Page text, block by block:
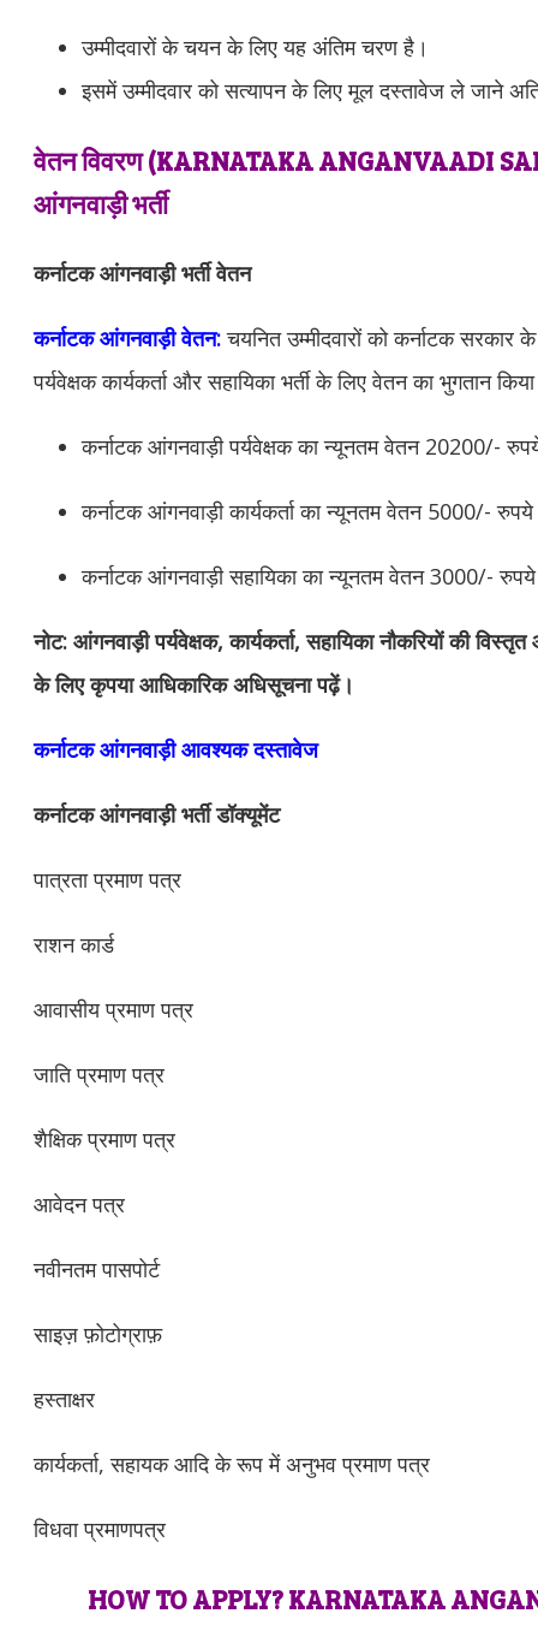
उम्मीदवारों के चयन के लिए यह अंतिम चरण है।
इसमें उम्मीदवार को सत्यापन के लिए मूल दस्तावेज ले जाने
वेतन विवरण (KARNATAKA ANGANVAADI
आंगनवाड़ी भर्ती
कर्नाटक आंगनवाड़ी भर्ती वेतन
कर्नाटक आंगनवाड़ी वेतन:चयनित उम्मीदवारों कोकर्नाटकसरकार के
पर्यवेक्षक कार्यकर्ता और सहायिका भर्ती के लिए वेतन का भुगतान
कर्नाटकआंगनवाड़ी पर्यवेक्षक का न्यूनतम वेतन 20200/-
कर्नाटकआंगनवाड़ी कार्यकर्ता का न्यूनतम वेतन 5000/- रुपये
कर्नाटकआंगनवाड़ी सहायिका का न्यूनतम वेतन 3000/- रुपये
नोट: आंगनवाड़ी पर्यवेक्षक, कार्यकर्ता, सहायिका नौकरियों की
के लिए कृपया आधिकारिक अधिसूचना पढ़ें।
कर्नाटक आंगनवाड़ी आवश्यक दस्तावेज
कर्नाटक आंगनवाड़ी भर्ती डॉक्यूमेंट
पात्रता प्रमाण पत्र
राशन कार्ड
आवासीय प्रमाण पत्र
जाति प्रमाण पत्र
शैक्षिक प्रमाण पत्र
आवेदन पत्र
नवीनतम पासपोर्ट
साइज़ फ़ोटोग्राफ़
हस्ताक्षर
कार्यकर्ता, सहायक आदि के रूप में अनुभव प्रमाण पत्र
विधवा प्रमाणपत्र
HOW TO APPLY? KARNATAKA